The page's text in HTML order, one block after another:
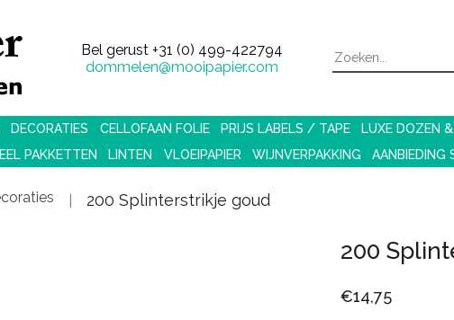
Bel gerust +31 (0) 499-422794
dommelen@mooipapier.com
DECORATIES CELLOFAAN FOLIE PRIJS LABELS / TAPE LUXE DOZEN
PAKKETTEN LINTEN VLOEIPAPIER WIJNVERPAKKING AANBIEDING
200 Splinterstrikje goud
200
€14,75